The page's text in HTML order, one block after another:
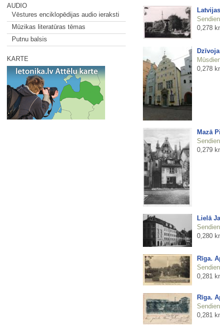
AUDIO
Vēstures enciklopēdijas audio ieraksti
Mūzikas literatūras tēmas
Putnu balsis
KARTE
0,278
0,278
Mazā
0,279
Lielā
0,280
Rīga.
0,281
Rīga.
0,281